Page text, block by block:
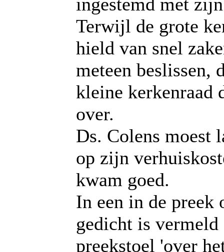
Terwijl de grote
hield van snel
meteen beslissen,
kleine kerkenraad
over.
Ds. Colens moest
op zijn
kwam goed.
In een in de preek
gedicht is vermeld
preekstoel 'over